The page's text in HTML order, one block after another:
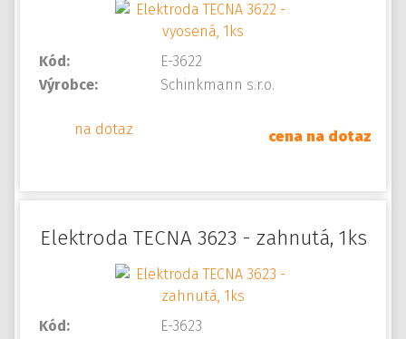
Kód:
E-3622
Výrobce:
Schinkmann s.r.o.
na dotaz cena na dotaz
Elektroda TECNA 3623 - zahnutá, 1ks
Kód:
E-3623